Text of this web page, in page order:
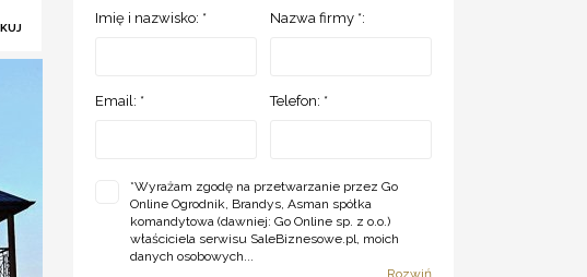
Imię i nazwisko: * Nazwa firmy *:
Email: * Telefon: *
*Wyrażam zgodę na przetwarzanie przez Go
Online Ogrodnik, Brandys, Asman spółka
komandytowa (dawniej: Go Online sp. z o.o.)
właściciela serwisu SaleBiznesowe.pl, moich
danych osobowych...
Rozwiń